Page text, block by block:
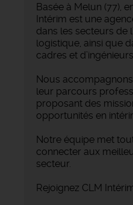
Basée à Melun (77),
Intérim est une
dans les secteurs de
logistique, ainsi que
cadres et
Nous
leur parcours
proposant des
opportunités en
Notre équipe met
connecter aux
secteur.
Rejoignez CLM